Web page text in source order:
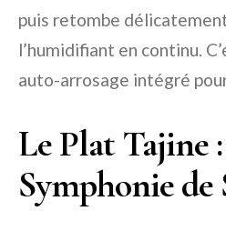
puis retombe
l’humidifiant en continu.
auto-arrosage intégré
Le Plat Tajine
Symphonie de